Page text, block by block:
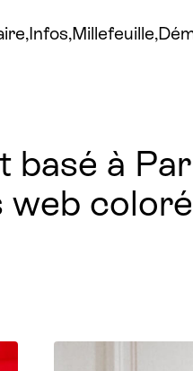
Infos Millefeuille
basé à